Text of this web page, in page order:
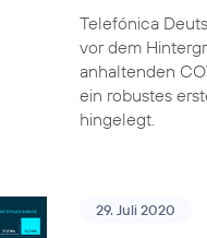
Telefónica
vor dem
anhaltenden
ein robustes
hingelegt.
29. Juli 2020